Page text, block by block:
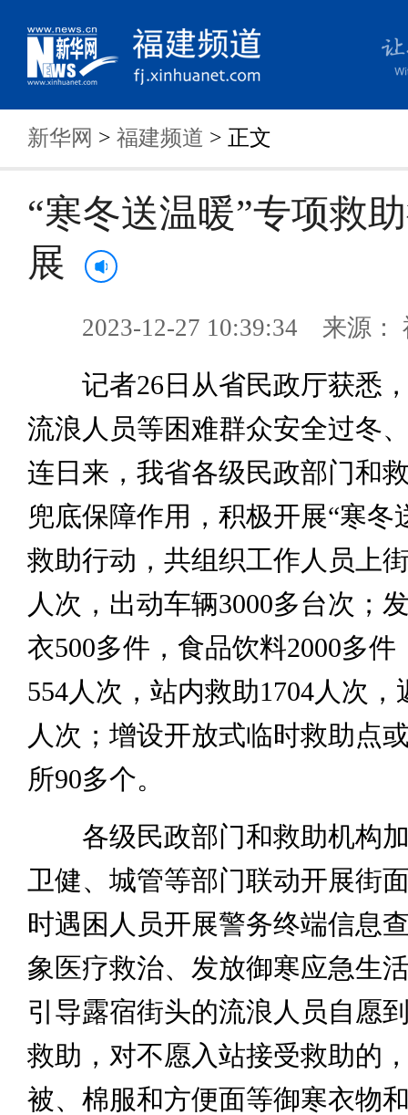
新华网 > 福建频道 > 正文
“寒冬送温暖”专项救
展
2023-12-27 10:39:34 来源：
记者26日从省民政厅获悉，
流浪人员等困难群众安全过冬
连日来，我省各级民政部门和
兜底保障作用，积极开展“寒冬
救助行动，共组织工作人员上
人次，出动车辆3000多台次；
衣500多件，食品饮料2000多件
554人次，站内救助1704人次，
人次；增设开放式临时救助点
所90多个。
各级民政部门和救助机构加
卫健、城管等部门联动开展街
时遇困人员开展警务终端信息
象医疗救治、发放御寒应急生
引导露宿街头的流浪人员自愿
救助，对不愿入站接受救助的
被、棉服和方便面等御寒衣物